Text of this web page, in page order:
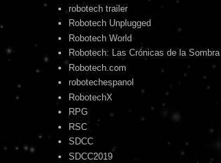
robotech trailer
Robotech Unplugged
Robotech World
Robotech: Las Crónicas de la Sombra
Robotech.com
robotechespanol
RobotechX
RPG
RSC
SDCC
SDCC2019